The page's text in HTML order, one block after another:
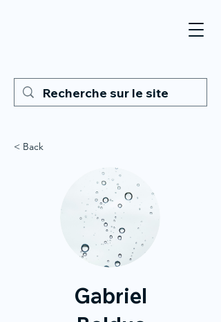
< Back
Gabriel